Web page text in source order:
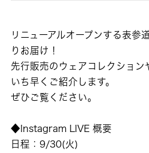
リニューアルオープンする表参
りお届け！
先行販売のウェアコレクション
いち早くご紹介します。
ぜひご覧ください。
◆Instagram LIVE 概要
日程：9/30(火)